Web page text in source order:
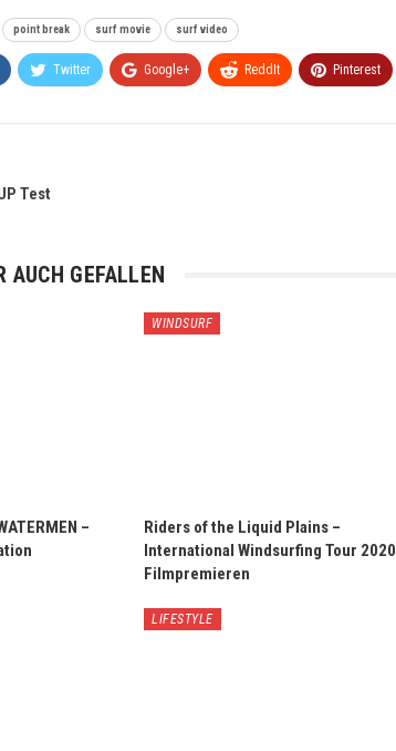
point break surf movie surf video
Twitter Google+ ReddIt Pinterest
Test
AUCH GEFALLEN
–
WINDSURF
Riders of the Liquid Plains –
International Windsurfing Tour 2020
Filmpremieren
LIFESTYLE